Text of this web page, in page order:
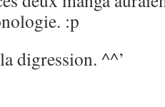
:p
digression. ^^’